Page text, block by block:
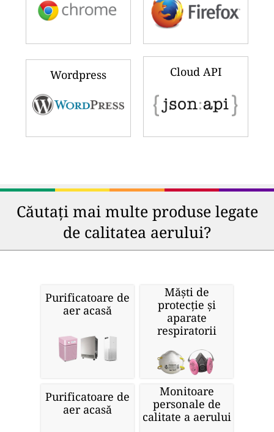
Wordpress Cloud API
Căutați mai multe produse legate
de calitatea aerului?
Purificatoare de
aer acasă
Măști de
protecție și
aparate
respiratorii
Purificatoare de
aer acasă
Monitoare
personale de
calitate a aerului